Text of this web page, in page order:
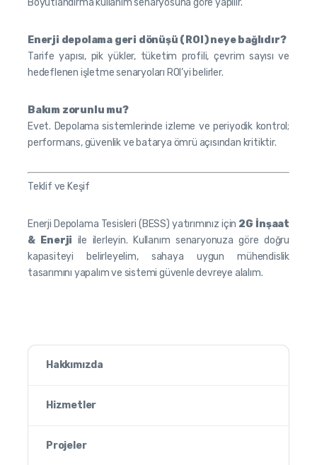
Hakkımızda
Hizmetler
Projeler
Boyutlandırma kullanım senaryosuna göre yapılır.
Enerji depolama geri dönüşü (ROI) neye bağlıdır?
Tarife yapısı, pik yükler, tüketim profili, çevrim sayısı ve
hedeflenen işletme senaryoları ROI’yi belirler.
Bakım zorunlu mu?
Evet. Depolama sistemlerinde izleme ve periyodik kontrol;
performans, güvenlik ve batarya ömrü açısından kritiktir.
Teklif ve Keşif
Enerji Depolama Tesisleri (BESS) yatırımınız için 2G İnşaat
& Enerji ile ilerleyin. Kullanım senaryonuza göre doğru
kapasiteyi belirleyelim, sahaya uygun mühendislik
tasarımını yapalım ve sistemi güvenle devreye alalım.